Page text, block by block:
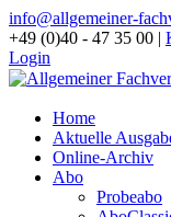
info@allgemeiner-
+49 (0)40 - 47 35 00 |
Login
Home
Aktuelle
Online-Archiv
Abo
Probeabo